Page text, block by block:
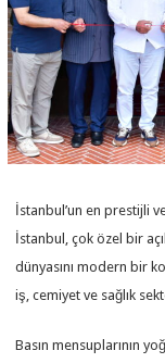
İstanbul’un en prestijli
İstanbul, çok özel bir
dünyasını modern bir
iş, cemiyet ve sağlık
Basın mensuplarının